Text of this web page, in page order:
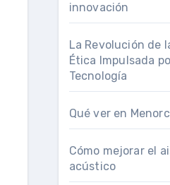
innovación
La Revolución de
Ética Impulsada
Tecnología
Qué ver en
Cómo mejorar el
acústico